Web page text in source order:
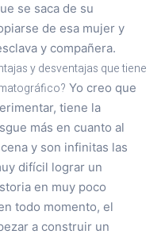
se saca de su
de esa mujer y
y compañera.
y desventajas que tiene
Yo creo que
tiene la
más en cuanto al
y son infinitas las
difícil lograr un
en muy poco
todo momento, el
a construir un